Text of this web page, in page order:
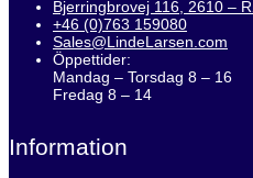
Bjerringbrovej 116, 2610 –
+46 (0)763 159080
Sales@LindeLarsen.com
Öppettider:
Mandag – Torsdag 8 – 16
Fredag 8 – 14
Information